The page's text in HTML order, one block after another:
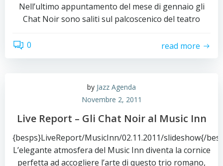
Nell’ultimo appuntamento del mese di gennaio gli
Chat Noir sono saliti sul palcoscenico del teatro
0 read more
by Jazz Agenda
Novembre 2, 2011
Live Report – Gli Chat Noir al Music Inn
{besps}LiveReport/MusicInn/02.11.2011/slideshow{/
L’elegante atmosfera del Music Inn diventa la cornice
perfetta ad accogliere l’arte di questo trio romano,